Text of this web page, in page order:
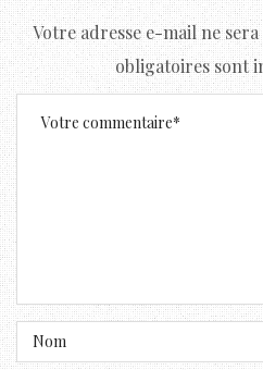
Votre adresse e-mail ne sera
obligatoires sont